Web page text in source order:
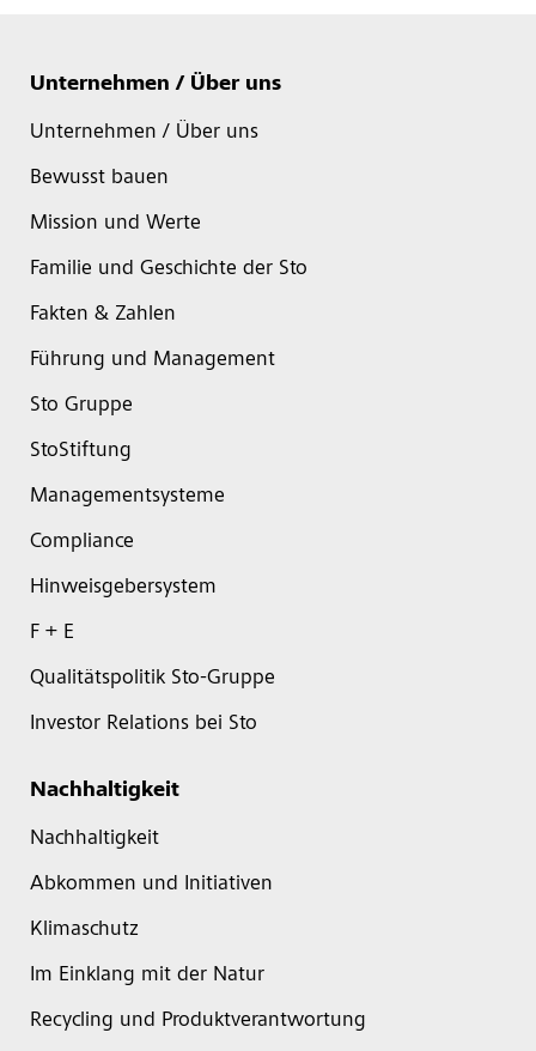
Unternehmen / Über uns
Unternehmen / Über uns
Bewusst bauen
Mission und Werte
Familie und Geschichte der Sto
Fakten & Zahlen
Führung und Management
Sto Gruppe
StoStiftung
Managementsysteme
Compliance
Hinweisgebersystem
F + E
Qualitätspolitik Sto-Gruppe
Investor Relations bei Sto
Nachhaltigkeit
Nachhaltigkeit
Abkommen und Initiativen
Klimaschutz
Im Einklang mit der Natur
Recycling und Produktverantwortung